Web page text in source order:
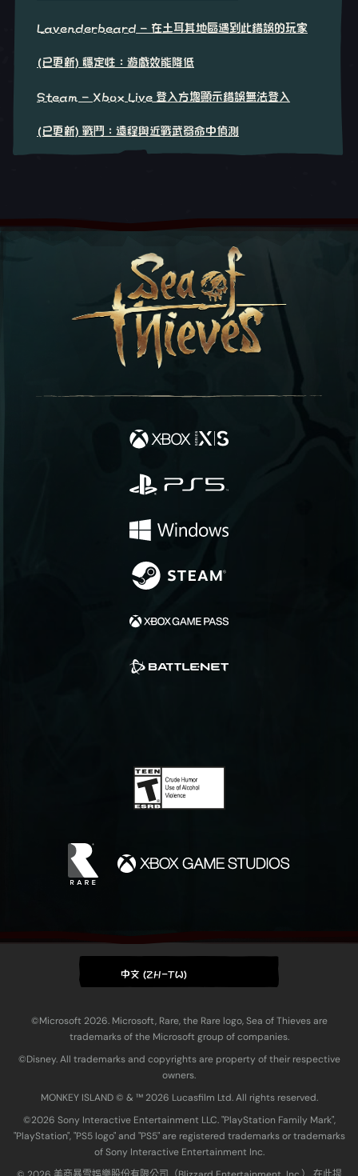
Lavenderbeard - 在土耳其地區遇到此錯誤的玩家
(已更新) 穩定性：遊戲效能降低
Steam - Xbox Live 登入方塊顯示錯誤無法登入
(已更新) 戰鬥：遠程與近戰武器命中偵測
中文 (ZH-TW)
©Microsoft 2026. Microsoft, Rare, the Rare logo, Sea of Thieves are
trademarks of the Microsoft group of companies.
©Disney. All trademarks and copyrights are property of their respective
owners.
MONKEY ISLAND © & ™ 20‍26 Lucasfilm Ltd. All rights reserved.
©2026 Sony Interactive Entertainment LLC. "PlayStation Family Mark",
"PlayStation", "PS5 logo" and "PS5" are registered trademarks or trademarks
of Sony Interactive Entertainment Inc.